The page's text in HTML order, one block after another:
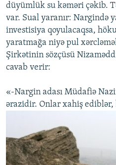
düyümlük su kəməri çəkib.
var. Sual yaranır: Nargində
investisiya qoyulacaqsa,
yaratmağa niyə pul
Şirkətinin sözçüsü
cavab verir:
«-Nargin adası Müdafiə
ərazidir. Onlar xahiş ediblər,